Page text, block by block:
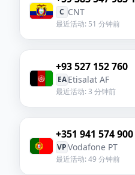
C CNT
最近活动: 51 分钟前
+93 527 152 760
EA Etisalat AF
最近活动: 3 分钟前
+351 941 574 900
VPVodafone PT
最近活动: 49 分钟前